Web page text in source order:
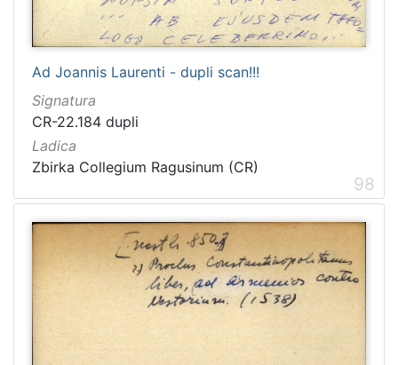
Ad Joannis Laurenti - dupli scan!!!
Signatura
CR-22.184 dupli
Ladica
Zbirka Collegium Ragusinum (CR)
98